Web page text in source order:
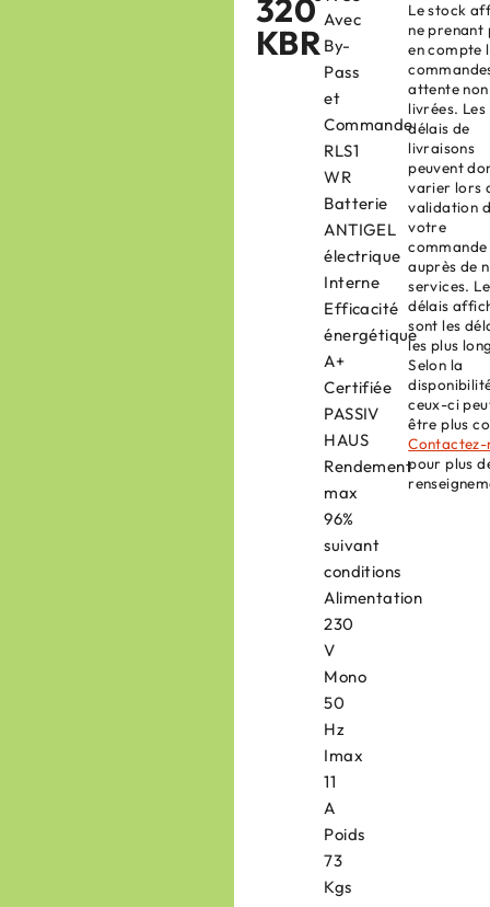
320
KBR
Avec
By-
Pass
et
Commande
RLS1
WR
Batterie
ANTIGEL
électrique
Interne
Efficacité
énergétique
A+
Certifiée
PASSIV
HAUS
Rendement
max
96%
suivant
conditions
Alimentation
230
V
Mono
50
Hz
Imax
11
A
Poids
73
Kgs
Le stock
ne prenant
en compte
attente non
livrées. Les
délais de
livraisons
peuvent
varier lors
validation
votre
commande
auprès de
services.
délais
sont les
les plus
Selon la
ceux-ci
être plus
Contactez-
pour plus